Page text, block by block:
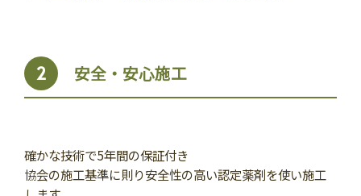
2 安全・安心施工
確かな技術で5年間の保証付き
協会の施工基準に則り安全性の高い認定薬剤を使い施工